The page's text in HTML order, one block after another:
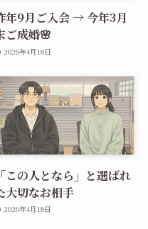
年9月ご入会 → 今年3月
ご成婚🌸
2026年4月18日
「この人となら」と選ばれ
大切なお相手
2026年4月18日